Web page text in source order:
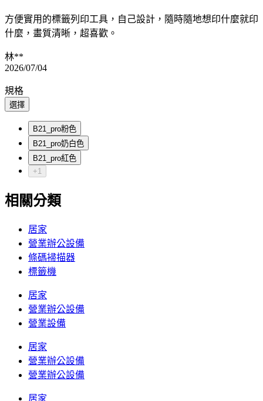
方便實用的標籤列印工具，自己設計，隨時隨地想印什麼就印
什麼，畫質清晰，超喜歡。
林**
2026/07/04
規格
選擇
B21_pro粉色
B21_pro奶白色
B21_pro紅色
+1
相關分類
居家
營業辦公設備
條碼掃描器
標籤機
居家
營業辦公設備
營業設備
居家
營業辦公設備
營業辦公設備
居家